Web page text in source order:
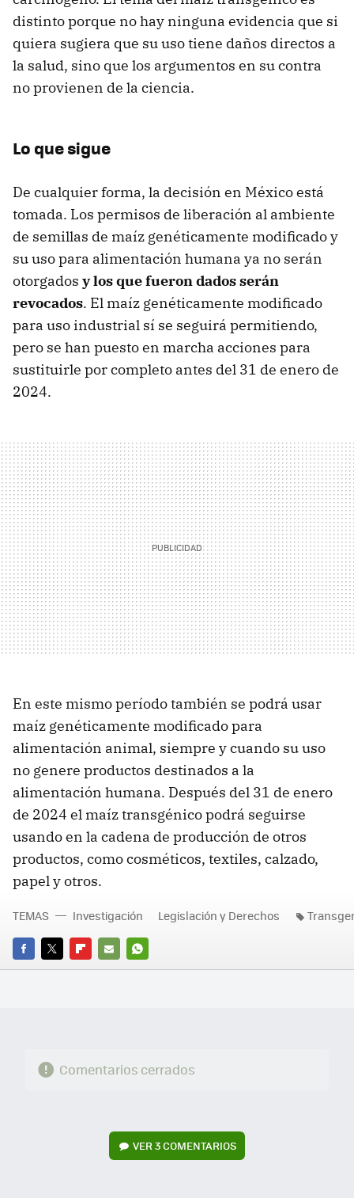
distinto porque no hay ninguna evidencia que si
quiera sugiera que su uso tiene daños directos a
la salud, sino que los argumentos en su contra
no provienen de la ciencia.
Lo que sigue
De cualquier forma, la decisión en México está
tomada. Los permisos de liberación al ambiente
de semillas de maíz genéticamente modificado y
su uso para alimentación humana ya no serán
otorgados y los que fueron dados serán
revocados. El maíz genéticamente modificado
para uso industrial sí se seguirá permitiendo,
pero se han puesto en marcha acciones para
sustituirle por completo antes del 31 de enero de
2024.
En este mismo período también se podrá usar
maíz genéticamente modificado para
alimentación animal, siempre y cuando su uso
no genere productos destinados a la
alimentación humana. Después del 31 de enero
de 2024 el maíz transgénico podrá seguirse
usando en la cadena de producción de otros
productos, como cosméticos, textiles, calzado,
papel y otros.
FACEBOOK
TWITTERFLIPBOARD
E-
WHATSAPP
TEMAS Investigación Legislación y Derechos
Comentarios cerrados
VER3 COMENTARIOS